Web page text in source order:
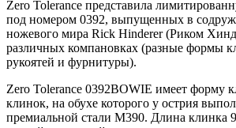
Zero Tolerance представила
под номером 0392, выпущенных в
ножевого мира Rick Hinderer (Риком
различных компановках (разные формы
рукоятей и фурнитуры).
Zero Tolerance 0392BOWIE имеет форму
клинок, на обухе которого у острия
премиальной стали M390. Длина клинка